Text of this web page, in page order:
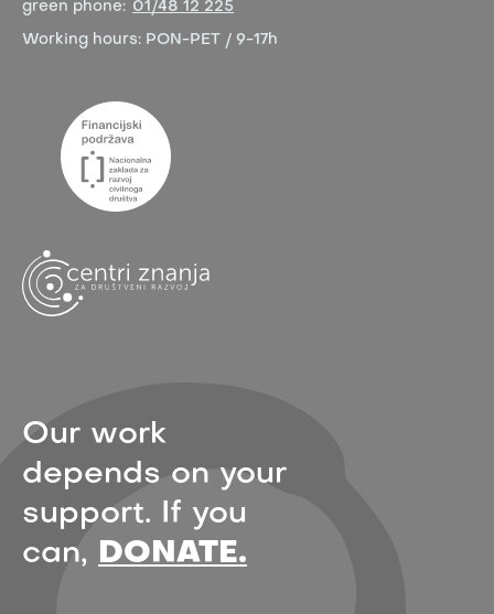
green phone: 01/48 12 225
Working hours: PON-PET / 9-17h
Our work
depends on your
support. If you
can,
DONATE.